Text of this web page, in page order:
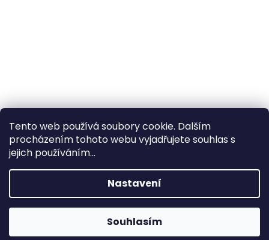
Tento web používá soubory cookie. Dalším
procházením tohoto webu vyjadřujete souhlas s
jejich používáním...
Nastavení
Souhlasím
×
Hledáte nejvýhodnější cenu? Získáte jí
pomocíregistrace
1% SLEVA NA PRVNÍ NÁKUP - POMOCÍ SLEVOVÉHO